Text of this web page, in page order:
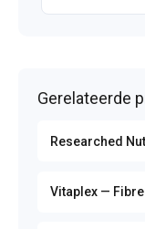
Gerelateerde
Researched
Vitaplex —